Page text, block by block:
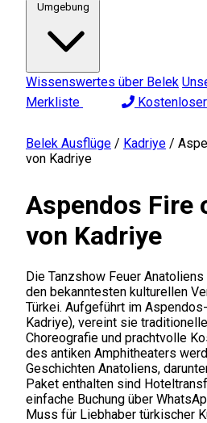
Umgebung
Wissenswertes über Belek
Merkliste
Belek Ausflüge / Kadriye /
von Kadriye
Aspendos Fire
von Kadriye
Die Tanzshow Feuer
den bekanntesten kulturellen
Türkei. Aufgeführt im
Kadriye), vereint sie
Choreografie und prachtvolle
des antiken Amphitheaters
Geschichten Anatoliens,
Paket enthalten sind
einfache Buchung über
Muss für Liebhaber türkischer